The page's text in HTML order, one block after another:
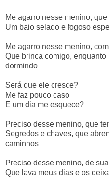
Me agarro nesse menino,
Um baio selado e fogoso
Me agarro nesse menino,
Que brinca comigo, enquanto
dormindo
Será que ele cresce?
Me faz pouco caso
E um dia me esquece?
Preciso desse menino, que
Segredos e chaves, que
caminhos
Preciso desse menino, de
Que lava meus dias e os